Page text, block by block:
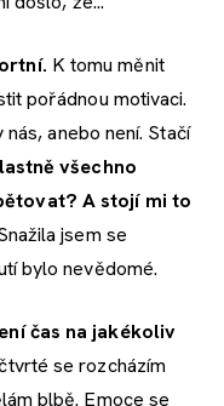
K tomu měnit
pořádnou motivaci.
anebo není. Stačí
všechno
A stojí mi to
jsem se
bylo nevědomé.
čas na jakékoliv
se rozcházím
blbě. Emoce se